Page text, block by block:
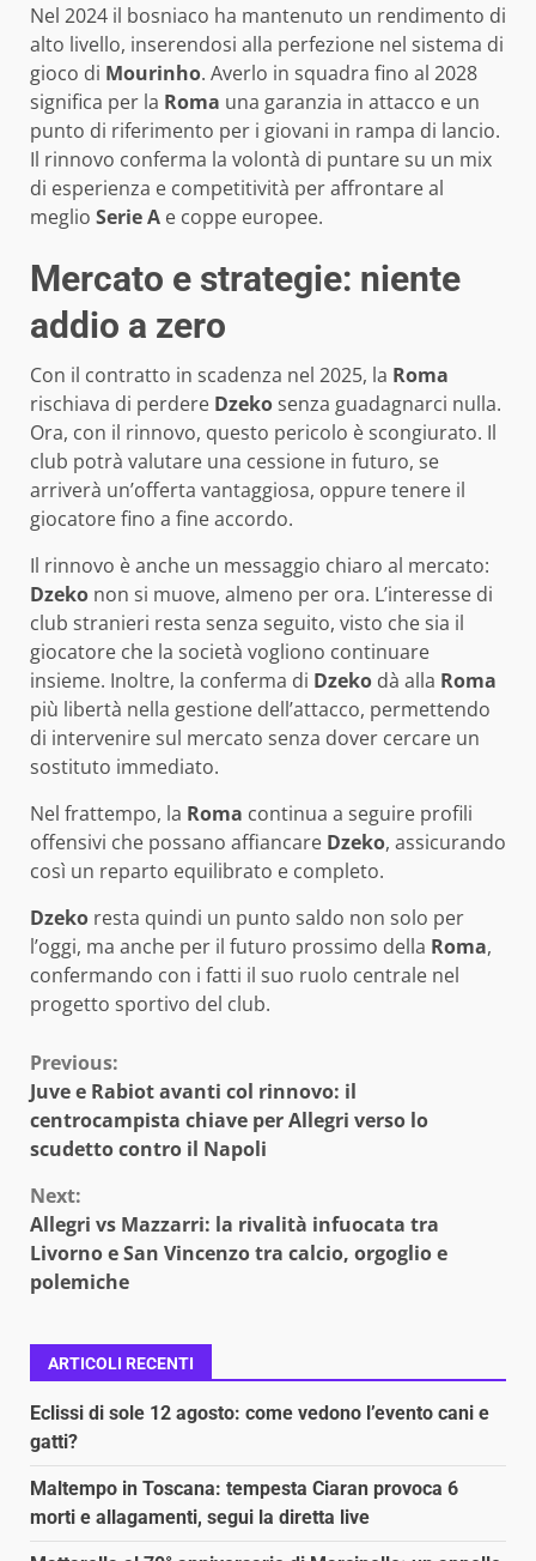
Nel 2024 il bosniaco ha mantenuto un rendimento di
alto livello, inserendosi alla perfezione nel sistema di
gioco di Mourinho. Averlo in squadra fino al 2028
significa per la Roma una garanzia in attacco e un
punto di riferimento per i giovani in rampa di lancio.
Il rinnovo conferma la volontà di puntare su un mix
di esperienza e competitività per affrontare al
meglio Serie A e coppe europee.
Mercato e strategie: niente
addio a zero
Con il contratto in scadenza nel 2025, la Roma
rischiava di perdere Dzekosenza guadagnarci nulla.
Ora, con il rinnovo, questo pericolo è scongiurato. Il
club potrà valutare una cessione in futuro, se
arriverà un’offerta vantaggiosa, oppure tenere il
giocatore fino a fine accordo.
Il rinnovo è anche un messaggio chiaro al mercato:
Dzeko non si muove, almeno per ora. L’interesse di
club stranieri resta senza seguito, visto che sia il
giocatore che la società vogliono continuare
insieme. Inoltre, la conferma di Dzeko dà alla Roma
più libertà nella gestione dell’attacco, permettendo
di intervenire sul mercato senza dover cercare un
sostituto immediato.
Nel frattempo, la Roma continua a seguire profili
offensivi che possano affiancare Dzeko, assicurando
così un reparto equilibrato e completo.
Dzeko resta quindi un punto saldo non solo per
l’oggi, ma anche per il futuro prossimo della Roma,
confermando con i fatti il suo ruolo centrale nel
progetto sportivo del club.
Continue
Reading
Previous:
Juve e Rabiot avanti col rinnovo: il
centrocampista chiave per Allegri verso lo
scudetto contro il Napoli
Next:
Allegri vs Mazzarri: la rivalità infuocata tra
Livorno e San Vincenzo tra calcio, orgoglio e
polemiche
ARTICOLI RECENTI
Eclissi di sole 12 agosto: come vedono l’evento cani e
gatti?
Maltempo in Toscana: tempesta Ciaran provoca 6
morti e allagamenti, segui la diretta live